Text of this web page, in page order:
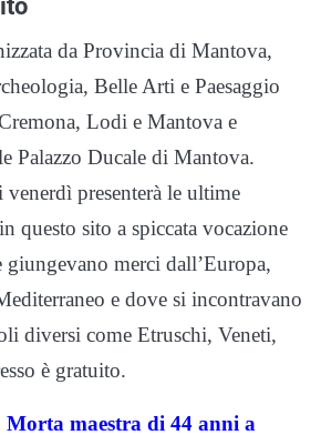
da Provincia di Mantova,
Belle Arti e Paesaggio
Lodi e Mantova e
Palazzo Ducale di Mantova.
venerdì presenterà le ultime
questo sito a spiccata vocazione
giungevano merci dall’Europa,
e dove si incontravano
diversi come Etruschi, Veneti,
è gratuito.
maestra di 44 anni a